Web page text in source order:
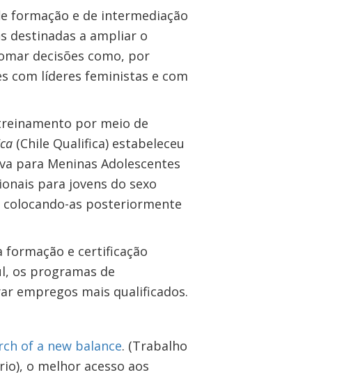
formação e de intermediação
destinadas a ampliar o
decisões como, por
com líderes feministas e com
por meio de
(Chile Qualifica) estabeleceu
para Meninas Adolescentes
para jovens do sexo
as posteriormente
formação e certificação
os programas de
empregos mais qualificados.
of a new balance. (Trabalho
o melhor acesso aos